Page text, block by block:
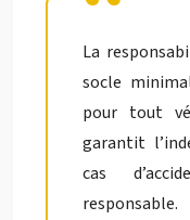
La
socle
pour tout
garantit
cas
responsable.